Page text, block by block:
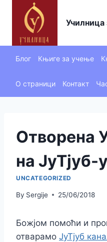
content
Училница
Блог Књиге за учење
О страници Контакт
Отворена
на ЈуТјуб-
UNCATEGORIZED
By Sergije 25/06/2018
Божјом помоћи и
отварамо ЈуТјуб